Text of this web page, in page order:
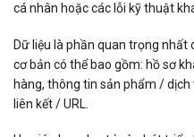
cá nhân hoặc các lỗi kỹ thuật
Dữ liệu là phần quan trọng nhất
cơ bản có thể bao gồm: hồ sơ
hàng, thông tin sản phẩm / dịch
liên kết / URL.